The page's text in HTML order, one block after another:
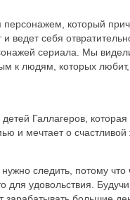
который
ведет себя
сериала. Мы
к людям, которых
Галлагеров,
и мечтает о счастливой
следить, потому
для удовольствия.